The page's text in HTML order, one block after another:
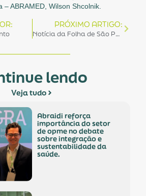
– ABRAMED, Wilson Shcolnik.
PRÓXIMO ARTIGO:
Notícia da Folha de São Paulo sobre ajuste fiscal em SP
lendo
Veja tudo
abraidi reforça
importância do setor
de opme no debate
sobre integração e
sustentabilidade da
saúde.